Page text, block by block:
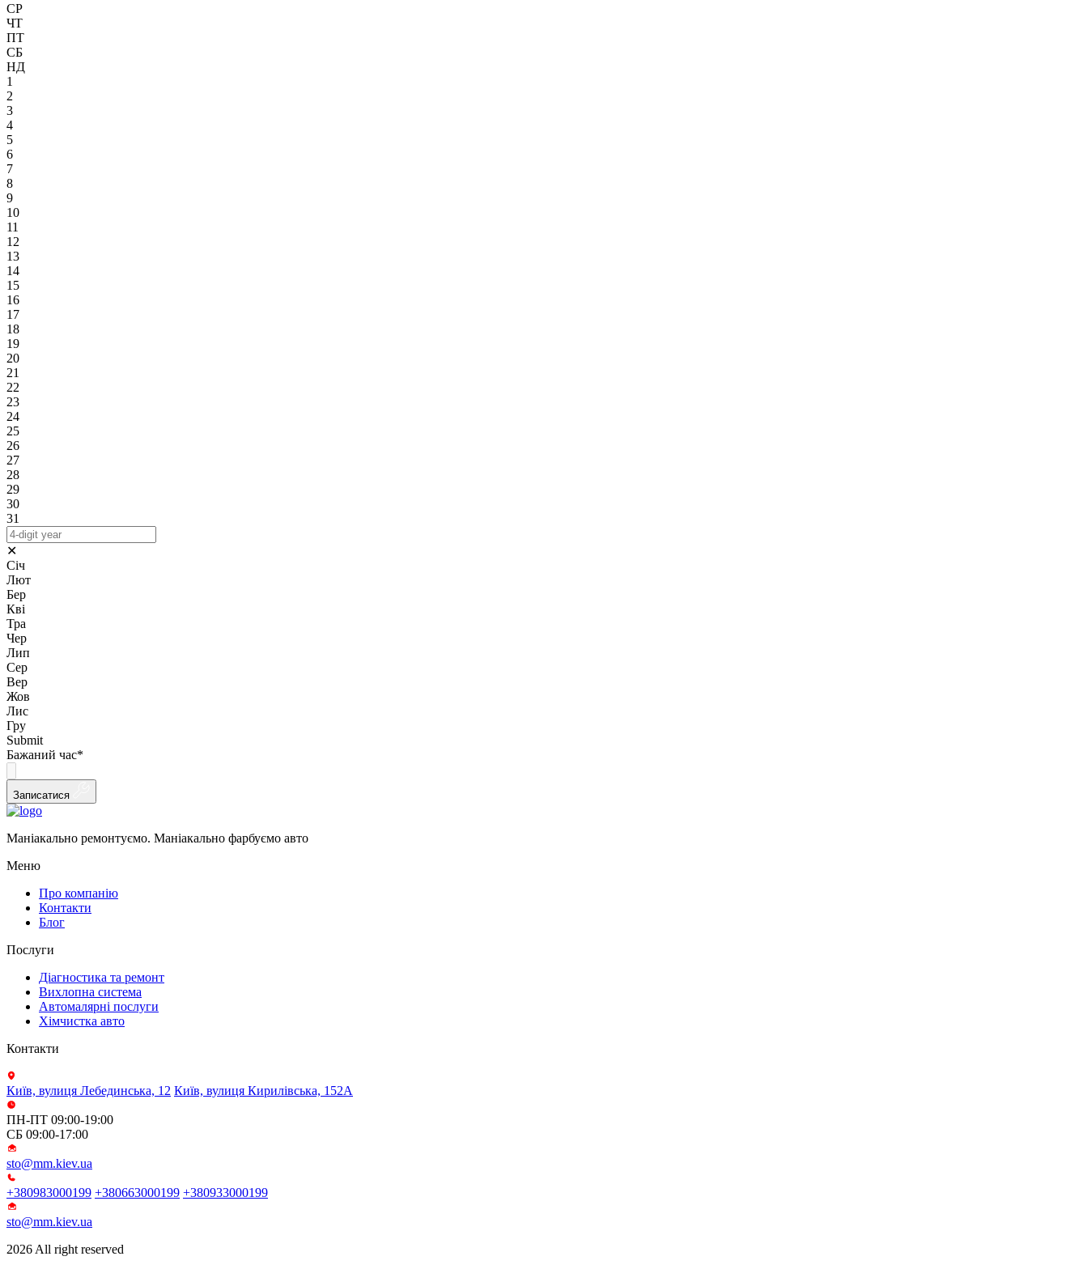
СР
ЧТ
ПТ
СБ
НД
1
2
3
4
5
6
7
8
9
10
11
12
13
14
15
16
17
18
19
20
21
22
23
24
25
26
27
28
29
30
31
✕
Січ
Лют
Бер
Кві
Тра
Чер
Лип
Сер
Вер
Жов
Лис
Гру
Submit
Бажаний час*
Записатися
Маніакально ремонтуємо. Маніакально фарбуємо авто
Меню
Про компанію
Контакти
Блог
Послуги
Діагностика та ремонт
Вихлопна система
Автомалярні послуги
Хімчистка авто
Контакти
Київ, вулиця Лебединська, 12 Київ, вулиця Кирилівська, 152А
ПН-ПТ 09:00-19:00
СБ 09:00-17:00
sto@mm.kiev.ua
+380983000199 +380663000199 +380933000199
sto@mm.kiev.ua
2026 All right reserved